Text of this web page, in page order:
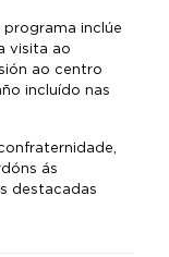
inclúe
visita ao
ao centro
incluído nas
ás
destacadas